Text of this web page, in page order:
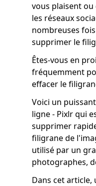
vous plaisent
les réseaux
nombreuses
supprimer le
Êtes-vous en
fréquemment
effacer le
Voici un
ligne - Pixlr qui
supprimer
filigrane de
utilisé par un
photographes,
Dans cet